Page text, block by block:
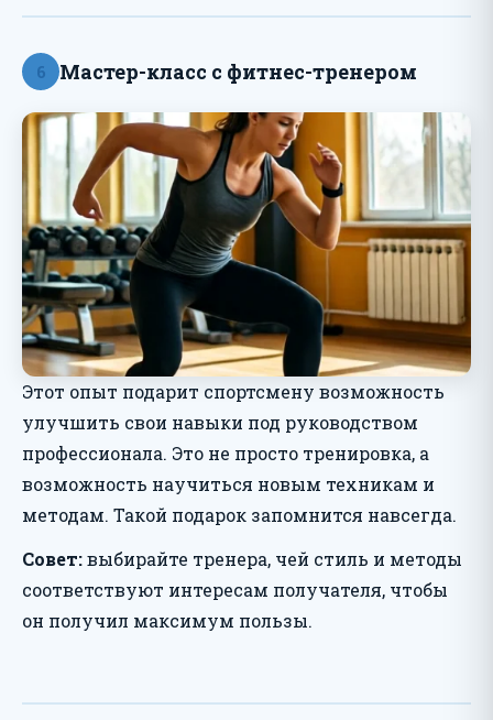
6 Мастер-класс с фитнес-тренером
Этот опыт подарит спортсмену возможность
улучшить свои навыки под руководством
профессионала. Это не просто тренировка, а
возможность научиться новым техникам и
методам. Такой подарок запомнится навсегда.
Совет:выбирайте тренера, чей стиль и методы
соответствуют интересам получателя, чтобы
он получил максимум пользы.